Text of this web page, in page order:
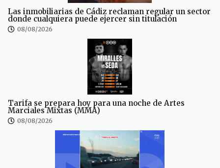
Las inmobiliarias de Cádiz reclaman regular un sector
donde cualquiera puede ejercer sin titulación
08/08/2026
Tarifa se prepara hoy para una noche de Artes
Marciales Mixtas (MMA)
08/08/2026